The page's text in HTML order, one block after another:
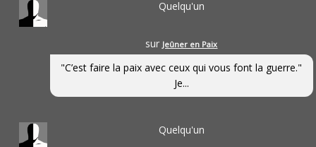
Quelqu'un
sur Jeûner en Paix
"C’est faire la paix avec ceux qui vous font la guerre."
Je...
Quelqu'un